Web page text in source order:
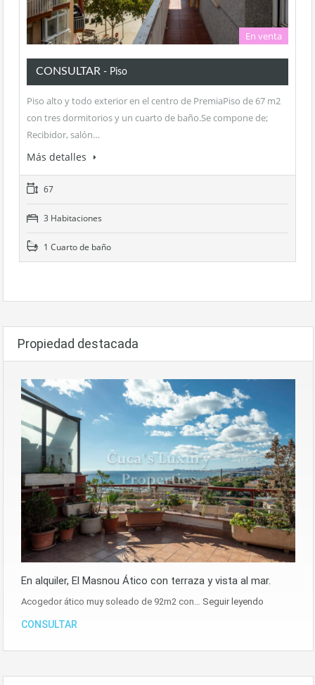
En venta
CONSULTAR - Piso
Piso alto y todo exterior en el centro de PremiaPiso de 67 m2
con tres dormitorios y un cuarto de baño.Se compone de;
Recibidor, salón…
Más detalles
67
3 Habitaciones
1 Cuarto de baño
Propiedad destacada
En alquiler, El Masnou Ático con terraza y vista al mar.
Acogedor ático muy soleado de 92m2 con… Seguir leyendo
CONSULTAR